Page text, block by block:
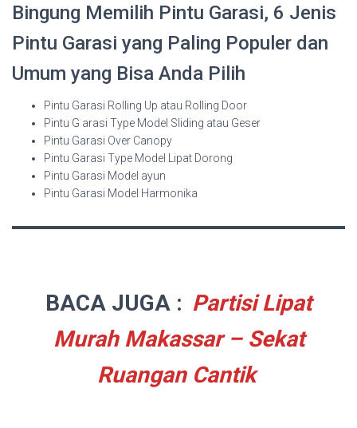
Bingung Memilih Pintu Garasi, 6 Jenis
Pintu Garasi yang Paling Populer dan
Umum yang Bisa Anda Pilih
Pintu Garasi Rolling Up atau Rolling Door
Pintu G arasi Type Model Sliding atau Geser
Pintu Garasi Over Canopy
Pintu Garasi Type Model Lipat Dorong
Pintu Garasi Model ayun
Pintu Garasi Model Harmonika
BACA JUGA : Partisi Lipat
Murah Makassar – Sekat
Ruangan Cantik